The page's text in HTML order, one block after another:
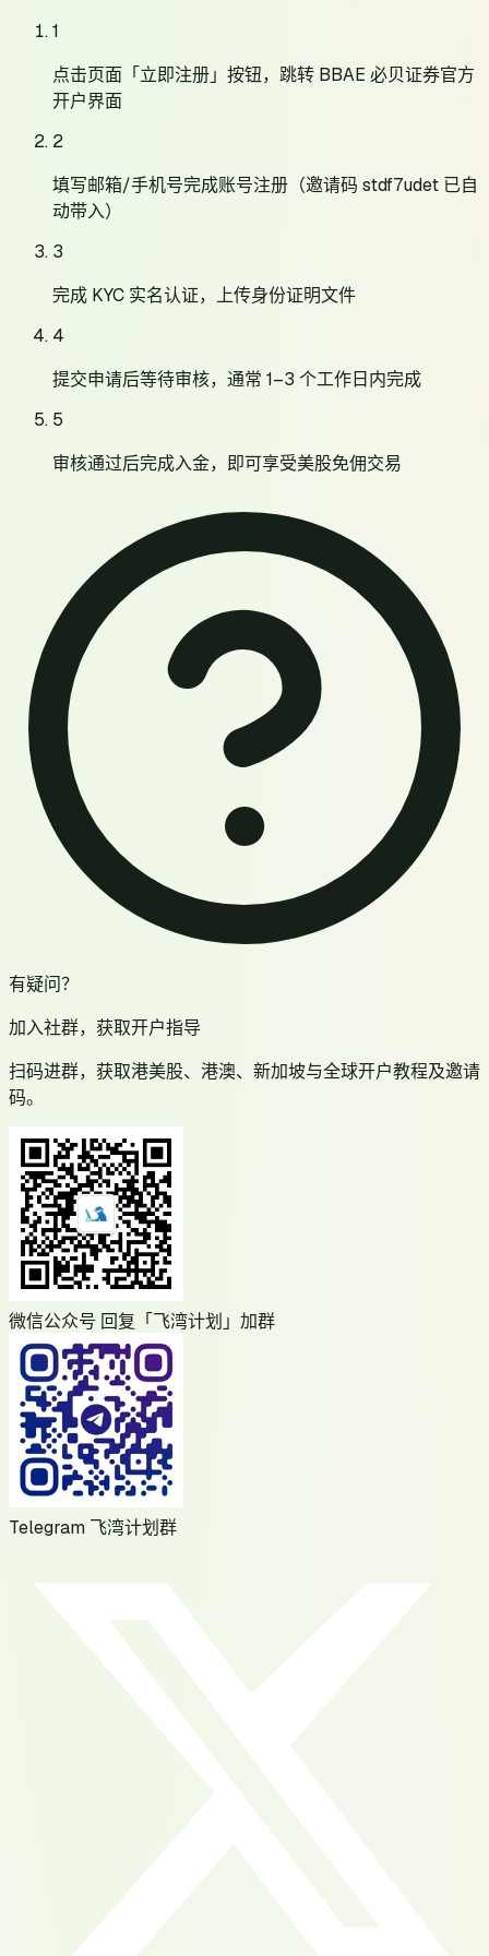
1
点击页面「立即注册」按钮，跳转 BBAE 必贝证券官方
开户界面
2
填写邮箱/手机号完成账号注册（邀请码 stdf7udet 已自
动带入）
3
完成 KYC 实名认证，上传身份证明文件
4
提交申请后等待审核，通常 1–3 个工作日内完成
5
审核通过后完成入金，即可享受美股免佣交易
有疑问？
加入社群，获取开户指导
扫码进群，获取港美股、港澳、新加坡与全球开户教程及邀请
码。
微信公众号 回复「飞湾计划」加群
Telegram 飞湾计划群